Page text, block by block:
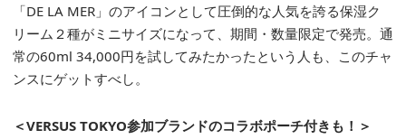
「DE LA MER」のアイコンとして圧倒的な人気を誇る保湿ク
リーム２種がミニサイズになって、期間・数量限定で発売。通
常の60ml 34,000円を試してみたかったという人も、このチャ
ンスにゲットすべし。
＜VERSUS TOKYO参加ブランドのコラボポーチ付きも！ ＞